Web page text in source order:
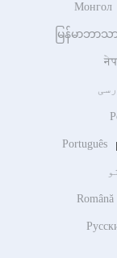
Монгол
မြန်မာဘာသ
Português
Română